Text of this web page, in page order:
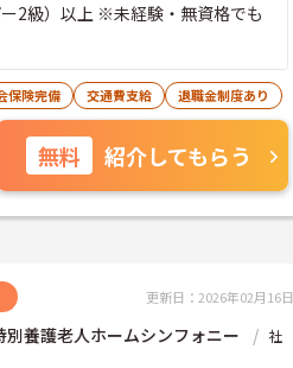
2級）以上 ※未経験・無資格でも
保険完備 交通費支給 退職金制度あり
無料 紹介してもらう
更新日：2026年02月16日
養護老人ホームシンフォニー
社